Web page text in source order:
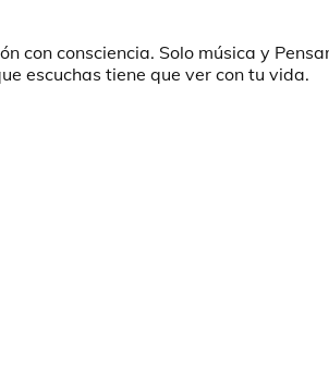
con consciencia. Solo música y
escuchas tiene que ver con tu vida.